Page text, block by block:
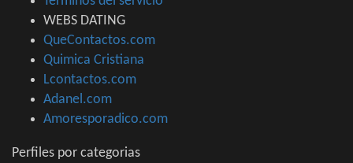
WEBS DATING
QueContactos.com
Quimica Cristiana
Lcontactos.com
Adanel.com
Amoresporadico.com
Perfiles por categorias